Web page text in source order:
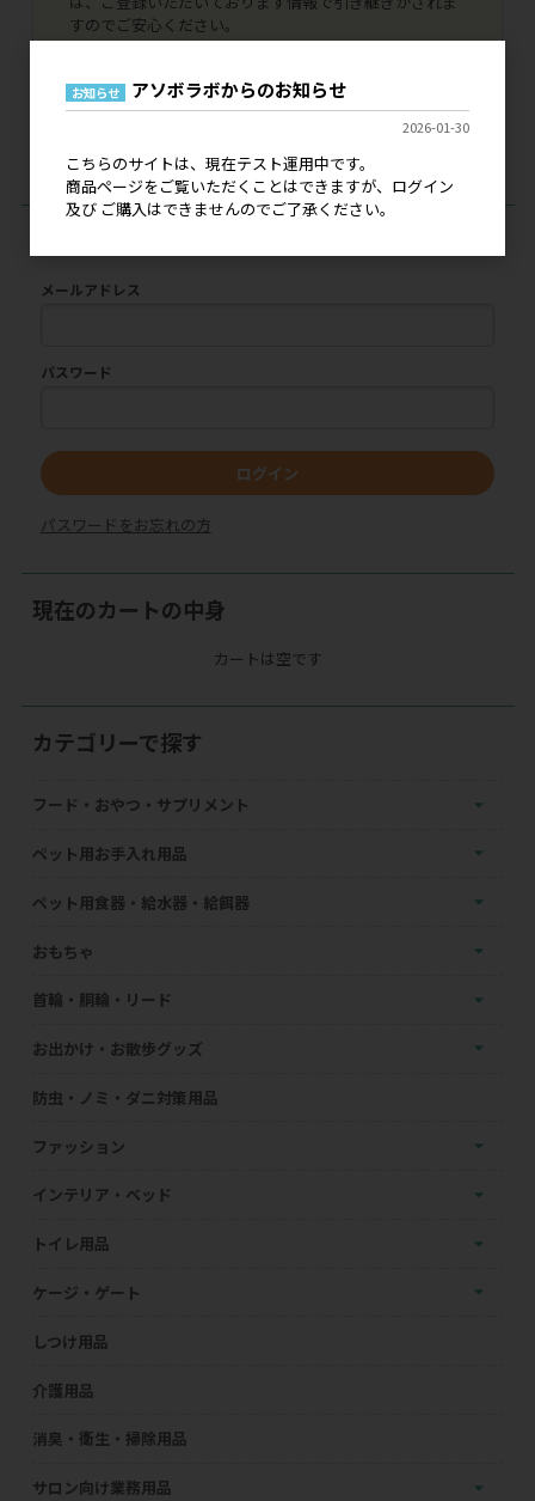
すのでご安心ください。
代引き決済、銀行振込決済はご利用いただけませんの
したら幸いです。
本稼働につきましては、詳細が決まり次第にご案内をい
メールアドレス
パスワード
ログイン
パスワードをお忘れの方
現在のカートの中身
カートは空です
カテゴリーで探す
フード・おやつ・サプリメント
ペット用お手入れ用品
ペット用食器・給水器・給餌器
おもちゃ
首輪・胴輪・リード
お出かけ・お散歩グッズ
防虫・ノミ・ダニ対策用品
ファッション
インテリア・ベッド
トイレ用品
ケージ・ゲート
しつけ用品
介護用品
消臭・衛生・掃除用品
サロン向け業務用品
お知らせ アソボラボからのお知らせ
2026-01-30
こちらのサイトは、現在テスト運用中です。
商品ページをご覧いただくことはできますが、ログイン
及び ご購入はできませんのでご了承ください。